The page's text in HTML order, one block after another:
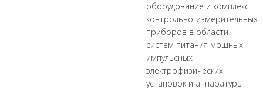
оборудование и комплекс
контрольно-измерительных
приборов в области
систем питания мощных
импульсных
электрофизических
установок и аппаратуры.